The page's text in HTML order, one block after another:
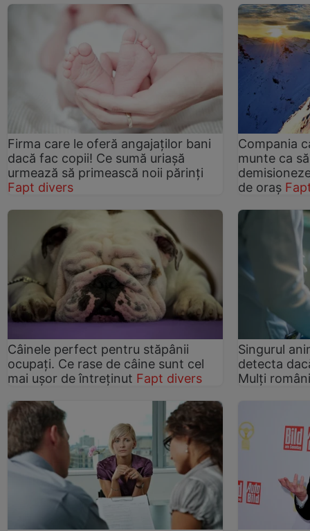
Firma care le oferă angajaților bani
dacă fac copii! Ce sumă uriașă
urmează să primească noii părinți
Fapt divers
Compania
munte ca
de oraș
Câinele perfect pentru stăpânii
ocupați. Ce rase de câine sunt cel
mai ușor de întreținut Fapt divers
Singurul
detecta
Mulți